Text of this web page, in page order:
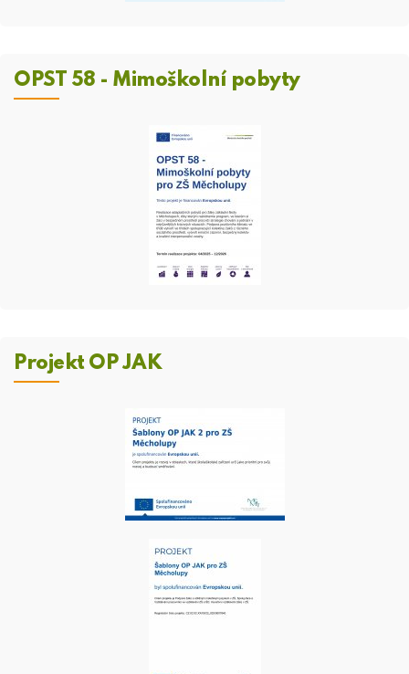
OPST 58 - Mimoškolní pobyty
Projekt OP JAK